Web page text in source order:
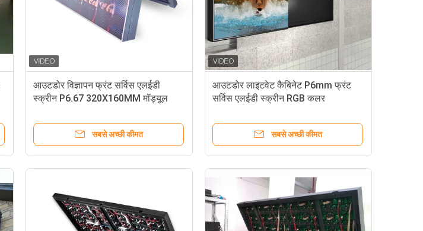
आउटडोर विज्ञापन फ्रंट सर्विस एलईडी
स्क्रीन P6.67 320X160MM मॉड्यूल
सबसे अच्छी कीमत
आउटडोर लाइटवेट कैबिनेट P6mm फ्रंट
सर्विस एलईडी स्क्रीन RGB कलर
सबसे अच्छी कीमत